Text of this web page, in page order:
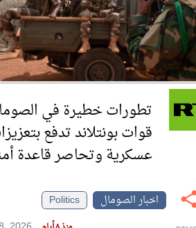
مصادر
اخبار
أهم اخبارتطورات خطيرة في
قوات بونتلاند تدفع
عسكرية وتحاصر قاعدة
اخبار الصومال
Politics